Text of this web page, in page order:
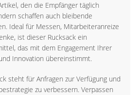
den die Empfänger täglich
schaffen auch bleibende
Ideal für Messen, Mitarbeiteranreize
ist dieser Rucksack ein
das mit dem Engagement Ihrer
Innovation übereinstimmt.
steht für Anfragen zur Verfügung und
zu verbessern. Verpassen